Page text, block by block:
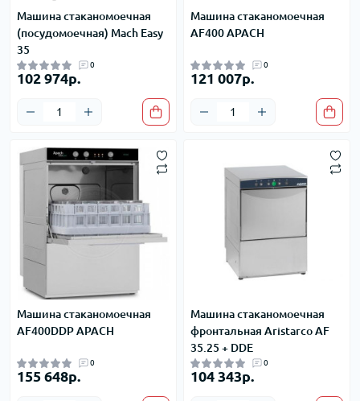
Машина стаканомоечная
(посудомоечная) Mach Easy
35
0
102 974р.
Машина стаканомоечная
AF400 APACH
0
121 007р.
Машина стаканомоечная
AF400DDP APACH
0
155 648р.
Машина стаканомоечная
фронтальная Aristarco AF
35.25 + DDE
0
104 343р.